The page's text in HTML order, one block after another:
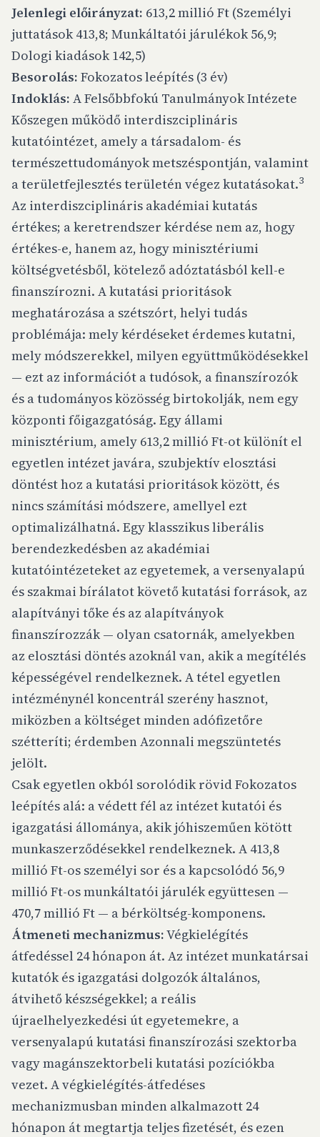
Jelenlegi előirányzat: 613,2 millió Ft (Személyi
juttatások 413,8; Munkáltatói járulékok 56,9;
Dologi kiadások 142,5)
Besorolás: Fokozatos leépítés (3 év)
Indoklás: A Felsőbbfokú Tanulmányok Intézete
Kőszegen működő interdiszciplináris
kutatóintézet, amely a társadalom- és
természettudományok metszéspontján, valamint
a területfejlesztés területén végez kutatásokat.3
Az interdiszciplináris akadémiai kutatás
értékes; a keretrendszer kérdése nem az, hogy
értékes-e, hanem az, hogy minisztériumi
költségvetésből, kötelező adóztatásból kell-e
finanszírozni. A kutatási prioritások
meghatározása a szétszórt, helyi tudás
problémája: mely kérdéseket érdemes kutatni,
mely módszerekkel, milyen együttműködésekkel
— ezt az információt a tudósok, a finanszírozók
és a tudományos közösség birtokolják, nem egy
központi főigazgatóság. Egy állami
minisztérium, amely 613,2 millió Ft-ot különít el
egyetlen intézet javára, szubjektív elosztási
döntést hoz a kutatási prioritások között, és
nincs számítási módszere, amellyel ezt
optimalizálhatná. Egy klasszikus liberális
berendezkedésben az akadémiai
kutatóintézeteket az egyetemek, a versenyalapú
és szakmai bírálatot követő kutatási források, az
alapítványi tőke és az alapítványok
finanszírozzák — olyan csatornák, amelyekben
az elosztási döntés azoknál van, akik a megítélés
képességével rendelkeznek. A tétel egyetlen
intézménynél koncentrál szerény hasznot,
miközben a költséget minden adófizetőre
szétteríti; érdemben Azonnali megszüntetés
jelölt.
Csak egyetlen okból sorolódik rövid Fokozatos
leépítés alá: a védett fél az intézet kutatói és
igazgatási állománya, akik jóhiszeműen kötött
munkaszerződésekkel rendelkeznek. A 413,8
millió Ft-os személyi sor és a kapcsolódó 56,9
millió Ft-os munkáltatói járulék együttesen —
470,7 millió Ft — a bérköltség-komponens.
Átmeneti mechanizmus:Végkielégítés
átfedéssel 24 hónapon át. Az intézet munkatársai
kutatók és igazgatási dolgozók általános,
átvihető készségekkel; a reális
újraelhelyezkedési út egyetemekre, a
versenyalapú kutatási finanszírozási szektorba
vagy magánszektorbeli kutatási pozíciókba
vezet. A végkielégítés-átfedéses
mechanizmusban minden alkalmazott 24
hónapon át megtartja teljes fizetését, és ezen